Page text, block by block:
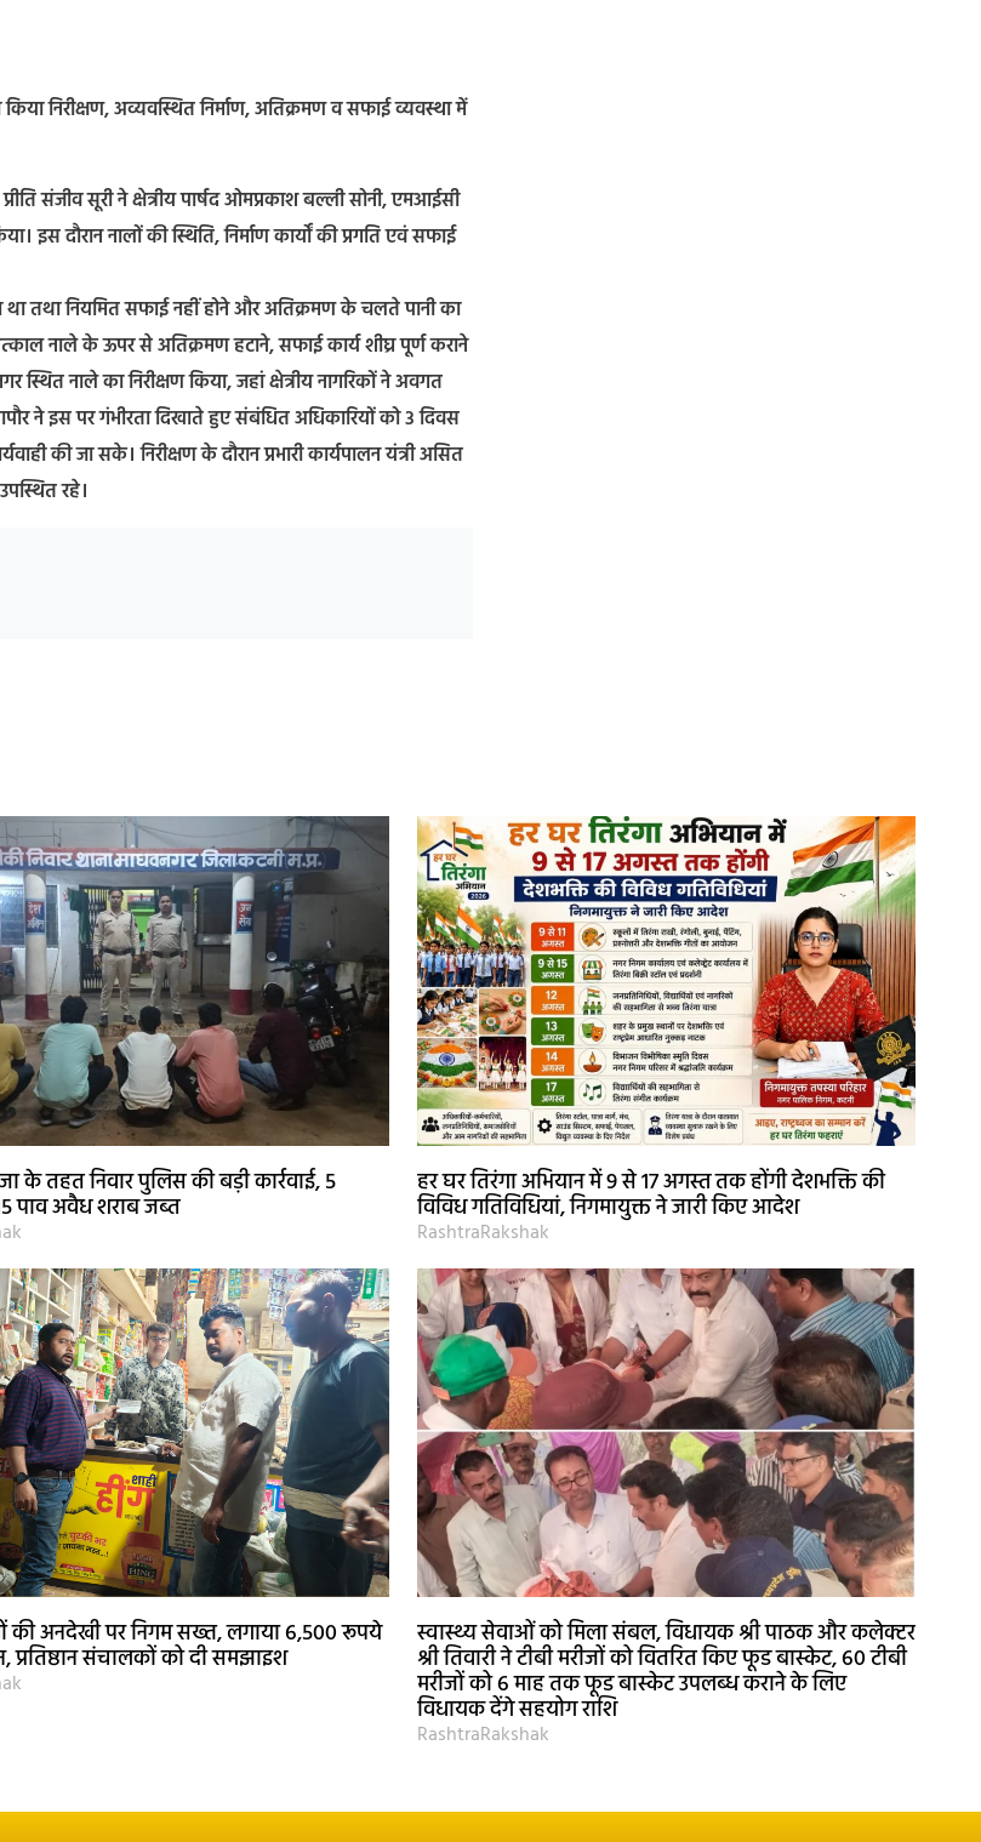
निरीक्षण, अव्यवस्थित निर्माण, अतिक्रमण व सफाई व्यवस्था में
संजीव सूरी ने क्षेत्रीय पार्षद ओमप्रकाश बल्ली सोनी, एमआईसी
दौरान नालों की स्थिति, निर्माण कार्यों की प्रगति एवं सफाई
था तथा नियमित सफाई नहीं होने और अतिक्रमण के चलते पानी का
नाले के ऊपर से अतिक्रमण हटाने, सफाई कार्य शीघ्र पूर्ण कराने
स्थित नाले का निरीक्षण किया, जहां क्षेत्रीय नागरिकों ने अवगत
ने इस पर गंभीरता दिखाते हुए संबंधित अधिकारियों को 3 दिवस
की जा सके। निरीक्षण के दौरान प्रभारी कार्यपालन यंत्री असित
रहे।
के तहत निवार पुलिस की बड़ी कार्रवाई, 5
पाव अवैध शराब जब्त
हर घर तिरंगा अभियान में 9 से 17 अगस्त तक होंगी देशभक्ति की
विविध गतिविधियां, निगमायुक्त ने जारी किए आदेश
RashtraRakshak
की अनदेखी पर निगम सख्त, लगाया 6,500 रूपये
प्रतिष्ठान संचालकों को दी समझाइश
स्वास्थ्य सेवाओं को मिला संबल, विधायक श्री पाठक और कलेक्टर
श्री तिवारी ने टीबी मरीजों को वितरित किए फूड बास्केट, 60 टीबी
मरीजों को 6 माह तक फूड बास्केट उपलब्ध कराने के लिए
विधायक देंगे सहयोग राशि
RashtraRakshak